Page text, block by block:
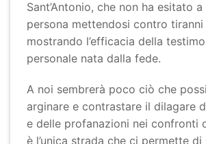
Sant’Antonio, che non ha esitato
persona mettendosi contro
mostrando l’efficacia della
personale nata dalla fede.
A noi sembrerà poco ciò che
arginare e contrastare il dilagare
e delle profanazioni nei confronti
è l’unica strada che ci permette